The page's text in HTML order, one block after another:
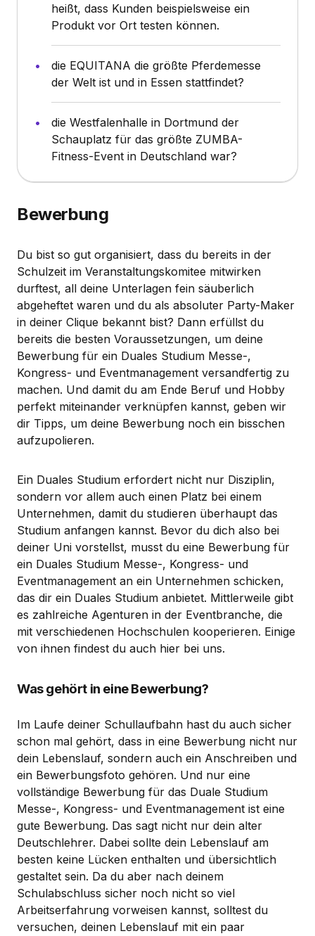
heißt, dass Kunden beispielsweise ein
Produkt vor Ort testen können.
die EQUITANA die größte Pferdemesse
der Welt ist und in Essen stattfindet?
die Westfalenhalle in Dortmund der
Schauplatz für das größte ZUMBA-
Fitness-Event in Deutschland war?
Bewerbung
Du bist so gut organisiert, dass du bereits in der
Schulzeit im Veranstaltungskomitee mitwirken
durftest, all deine Unterlagen fein säuberlich
abgeheftet waren und du als absoluter Party-Maker
in deiner Clique bekannt bist? Dann erfüllst du
bereits die besten Voraussetzungen, um deine
Bewerbung für ein Duales Studium Messe-,
Kongress- und Eventmanagement versandfertig zu
machen. Und damit du am Ende Beruf und Hobby
perfekt miteinander verknüpfen kannst, geben wir
dir Tipps, um deine Bewerbung noch ein bisschen
aufzupolieren.
Ein Duales Studium erfordert nicht nur Disziplin,
sondern vor allem auch einen Platz bei einem
Unternehmen, damit du studieren überhaupt das
Studium anfangen kannst. Bevor du dich also bei
deiner Uni vorstellst, musst du eine Bewerbung für
ein Duales Studium Messe-, Kongress- und
Eventmanagement an ein Unternehmen schicken,
das dir ein Duales Studium anbietet. Mittlerweile gibt
es zahlreiche Agenturen in der Eventbranche, die
mit verschiedenen Hochschulen kooperieren. Einige
von ihnen findest du auch hier bei uns.
Was gehört in eine Bewerbung?
Im Laufe deiner Schullaufbahn hast du auch sicher
schon mal gehört, dass in eine Bewerbung nicht nur
dein Lebenslauf, sondern auch ein Anschreiben und
ein Bewerbungsfoto gehören. Und nur eine
vollständige Bewerbung für das Duale Studium
Messe-, Kongress- und Eventmanagement ist eine
gute Bewerbung. Das sagt nicht nur dein alter
Deutschlehrer. Dabei sollte dein Lebenslauf am
besten keine Lücken enthalten und übersichtlich
gestaltet sein. Da du aber nach deinem
Schulabschluss sicher noch nicht so viel
Arbeitserfahrung vorweisen kannst, solltest du
versuchen, deinen Lebenslauf mit ein paar